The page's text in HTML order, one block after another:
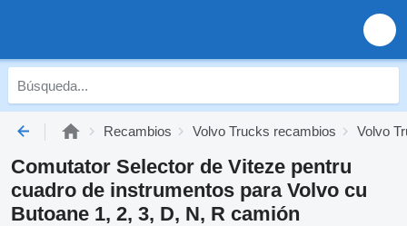
Recambios Volvo Trucks recambios Volvo
Comutator Selector de Viteze pentru
cuadro de instrumentos para Volvo cu
Butoane 1, 2, 3, D, N, R camión